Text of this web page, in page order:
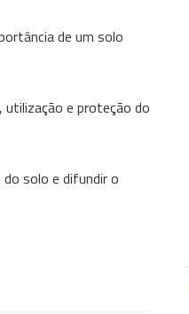
de um solo
utilização e proteção do
solo e difundir o